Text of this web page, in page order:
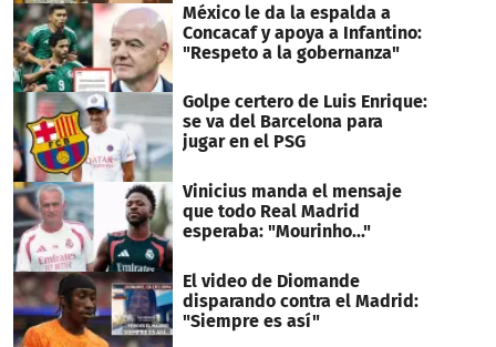
México le da la espalda a
Concacaf y apoya a Infantino:
"Respeto a la gobernanza"
Golpe certero de Luis Enrique:
se va del Barcelona para
jugar en el PSG
Vinicius manda el mensaje
que todo Real Madrid
esperaba: "Mourinho..."
El video de Diomande
disparando contra el Madrid:
"Siempre es así"